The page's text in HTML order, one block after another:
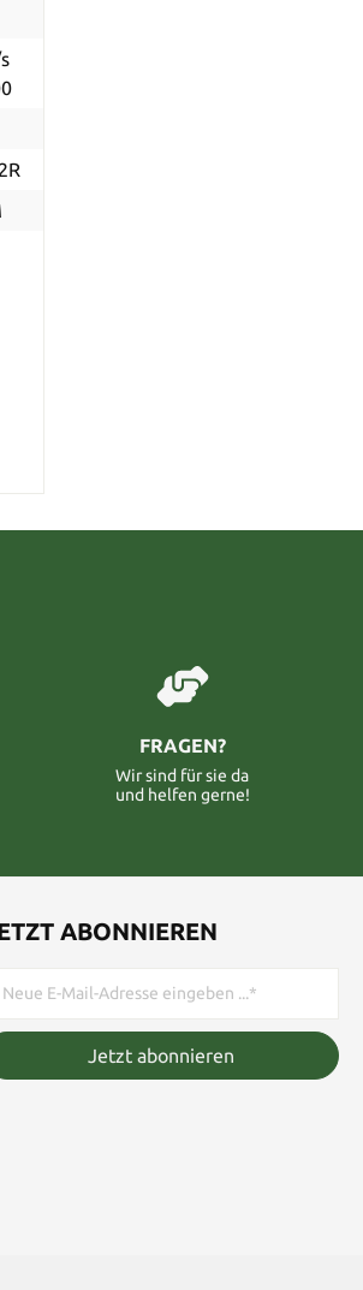
FRAGEN?
Wir sind für sie da
und helfen gerne!
ABONNIEREN
Jetzt abonnieren